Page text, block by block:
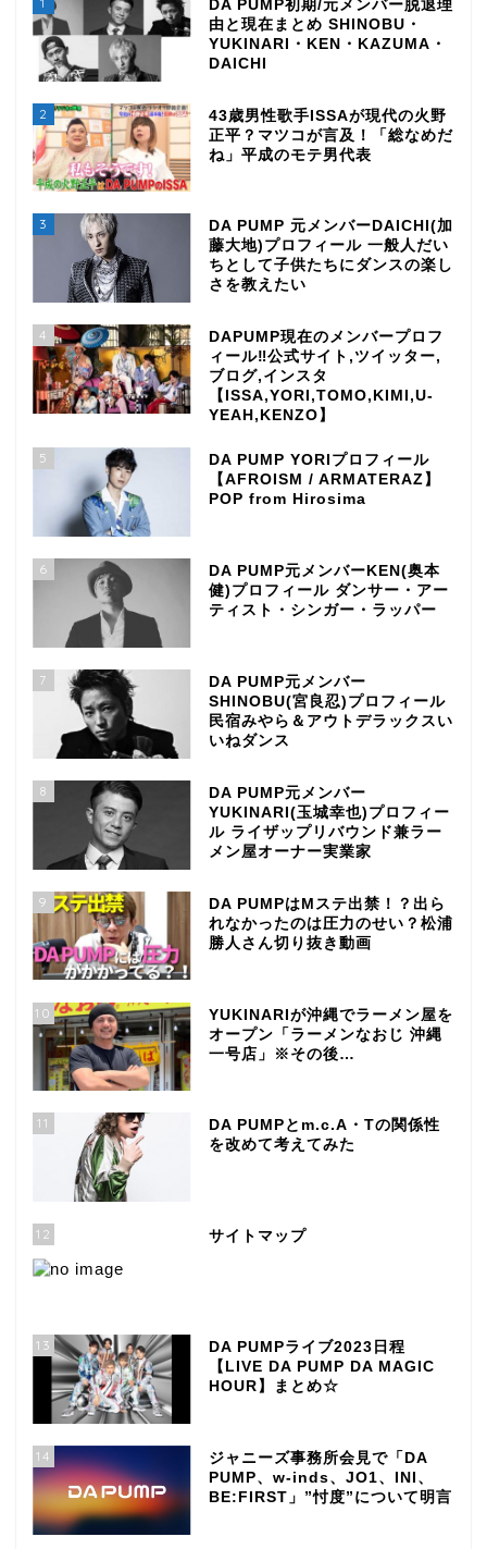
DA PUMP初期/元メンバー脱退理
由と現在まとめ SHINOBU・
YUKINARI・KEN・KAZUMA・
DAICHI
2
43歳男性歌手ISSAが現代の火野
正平？マツコが言及！「総なめだ
ね」平成のモテ男代表
3
DA PUMP 元メンバーDAICHI(加
藤大地)プロフィール 一般人だい
ちとして子供たちにダンスの楽し
さを教えたい
4
DAPUMP現在のメンバープロフ
ィール‼公式サイト,ツイッター,
ブログ,インスタ
【ISSA,YORI,TOMO,KIMI,U-
YEAH,KENZO】
5
DA PUMP YORIプロフィール
【AFROISM / ARMATERAZ】
POP from Hirosima
6
DA PUMP元メンバーKEN(奥本
健)プロフィール ダンサー・アー
ティスト・シンガー・ラッパー
7
DA PUMP元メンバー
SHINOBU(宮良忍)プロフィール
民宿みやら＆アウトデラックスい
いねダンス
8
DA PUMP元メンバー
YUKINARI(玉城幸也)プロフィー
ル ライザップリバウンド兼ラー
メン屋オーナー実業家
9
DA PUMPはMステ出禁！？出ら
れなかったのは圧力のせい？松浦
勝人さん切り抜き動画
10
YUKINARIが沖縄でラーメン屋を
オープン「ラーメンなおじ 沖縄
一号店」※その後…
11
DA PUMPとm.c.A・Tの関係性
を改めて考えてみた
12 サイトマップ
13
DA PUMPライブ2023日程
【LIVE DA PUMP DA MAGIC
HOUR】まとめ☆
14
ジャニーズ事務所会見で「DA
PUMP、w-inds、JO1、INI、
BE:FIRST」”忖度”について明言